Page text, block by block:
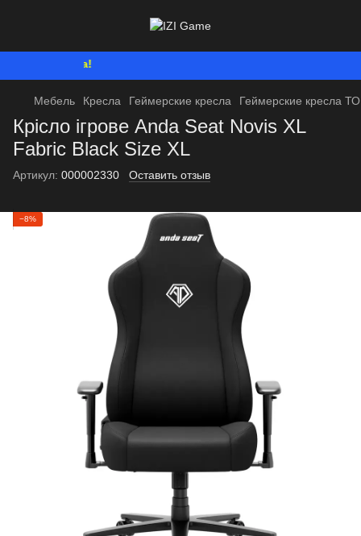
Мебель Кресла Геймерские кресла Геймерские кресла
Крісло ігрове Anda Seat Novis XL
Fabric Black Size XL
Артикул: 000002330 Оставить отзыв
−8%